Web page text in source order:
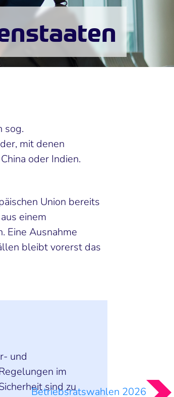
sog.
mit denen
oder Indien.
Union bereits
einem
Ausnahme
bleibt vorerst das
und
im
sind zu
Betriebsratswahlen 2026